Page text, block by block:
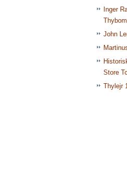
Inger
John
Store
Thylejr